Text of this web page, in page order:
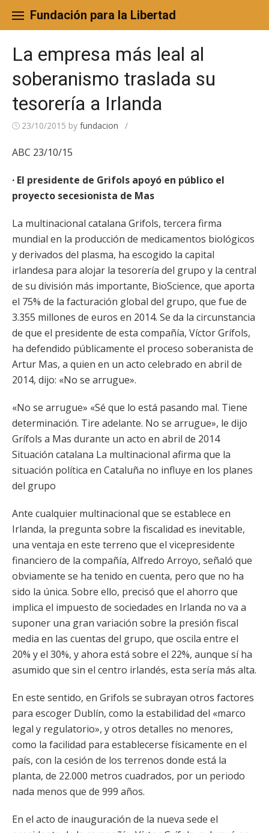
content
Fundación para la Libertad
La empresa más leal al
soberanismo traslada su
tesorería a Irlanda
23/10/2015 by fundacion /
ABC 23/10/15
· El presidente de Grifols apoyó en público el
proyecto secesionista de Mas
La multinacional catalana Grifols, tercera firma
mundial en la producción de medicamentos biológicos
y derivados del plasma, ha escogido la capital
irlandesa para alojar la tesorería del grupo y la central
de su división más importante, BioScience, que aporta
el 75% de la facturación global del grupo, que fue de
3.355 millones de euros en 2014. Se da la circunstancia
de que el presidente de esta compañía, Víctor Grífols,
ha defendido públicamente el proceso soberanista de
Artur Mas, a quien en un acto celebrado en abril de
2014, dijo: «No se arrugue».
«No se arrugue» «Sé que lo está pasando mal. Tiene
determinación. Tire adelante. No se arrugue», le dijo
Grífols a Mas durante un acto en abril de 2014
Situación catalana La multinacional afirma que la
situación política en Cataluña no influye en los planes
del grupo
Ante cualquier multinacional que se establece en
Irlanda, la pregunta sobre la fiscalidad es inevitable,
una ventaja en este terreno que el vicepresidente
financiero de la compañía, Alfredo Arroyo, señaló que
obviamente se ha tenido en cuenta, pero que no ha
sido la única. Sobre ello, precisó que el ahorro que
implica el impuesto de sociedades en Irlanda no va a
suponer una gran variación sobre la presión fiscal
media en las cuentas del grupo, que oscila entre el
20% y el 30%, y ahora está sobre el 22%, aunque sí ha
asumido que sin el centro irlandés, esta sería más alta.
En este sentido, en Grifols se subrayan otros factores
para escoger Dublín, como la estabilidad del «marco
legal y regulatorio», y otros detalles no menores,
como la facilidad para establecerse físicamente en el
país, con la cesión de los terrenos donde está la
planta, de 22.000 metros cuadrados, por un periodo
nada menos que de 999 años.
En el acto de inauguración de la nueva sede el